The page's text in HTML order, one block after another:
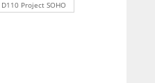
Project SOHO